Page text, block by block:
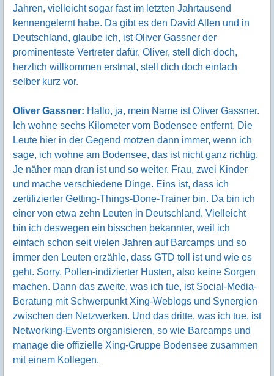
Jahren, vielleicht sogar fast im letzten Jahrtausend
kennengelernt habe. Da gibt es den David Allen und in
Deutschland, glaube ich, ist Oliver Gassner der
prominenteste Vertreter dafür. Oliver, stell dich doch,
herzlich willkommen erstmal, stell dich doch einfach
selber kurz vor.
Oliver Gassner: Hallo, ja, mein Name ist Oliver Gassner.
Ich wohne sechs Kilometer vom Bodensee entfernt. Die
Leute hier in der Gegend motzen dann immer, wenn ich
sage, ich wohne am Bodensee, das ist nicht ganz richtig.
Je näher man dran ist und so weiter. Frau, zwei Kinder
und mache verschiedene Dinge. Eins ist, dass ich
zertifizierter Getting-Things-Done-Trainer bin. Da bin ich
einer von etwa zehn Leuten in Deutschland. Vielleicht
bin ich deswegen ein bisschen bekannter, weil ich
einfach schon seit vielen Jahren auf Barcamps und so
immer den Leuten erzähle, dass GTD toll ist und wie es
geht. Sorry. Pollen-indizierter Husten, also keine Sorgen
machen. Dann das zweite, was ich tue, ist Social-Media-
Beratung mit Schwerpunkt Xing-Weblogs und Synergien
zwischen den Netzwerken. Und das dritte, was ich tue, ist
Networking-Events organisieren, so wie Barcamps und
manage die offizielle Xing-Gruppe Bodensee zusammen
mit einem Kollegen.